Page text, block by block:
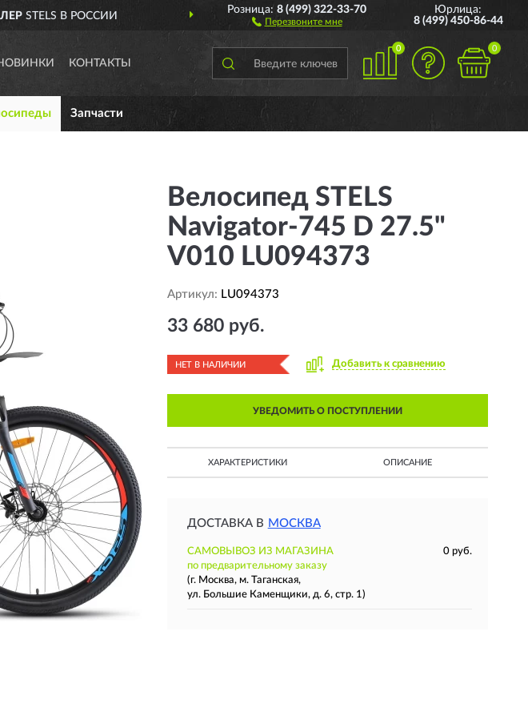
STELS В РОССИИ ДОСТАВИМ ПО ВСЕЙ РОССИИ
Розница:8 (499) 322-33-70
Перезвоните мне
Юрлица:
8 (499) 450-86-44
КОНТАКТЫ
0 0
Запчасти
Велосипед STELS
Navigator-745 D 27.5"
V010 LU094373
Артикул: LU094373
33 680 руб.
НЕТ В НАЛИЧИИ Добавить к сравнению
УВЕДОМИТЬ О ПОСТУПЛЕНИИ
ХАРАКТЕРИСТИКИ ОПИСАНИЕ
ДОСТАВКА В МОСКВА
САМОВЫВОЗ ИЗ МАГАЗИНА
0 руб.
по предварительному заказу
(г. Москва, м. Таганская,
ул. Большие Каменщики, д. 6, стр. 1)